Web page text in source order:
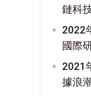
鏈科
2022
國際
2021
據浪